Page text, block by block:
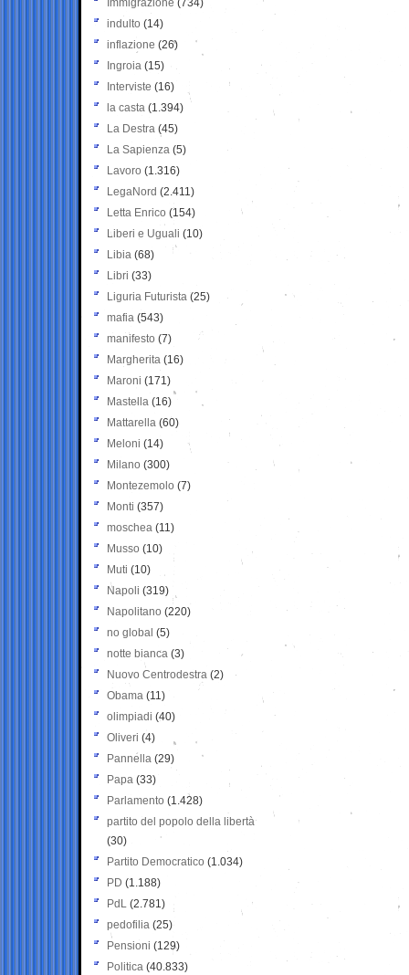
Immigrazione (734)
indulto (14)
inflazione (26)
Ingroia (15)
Interviste (16)
la casta (1.394)
La Destra (45)
La Sapienza (5)
Lavoro (1.316)
LegaNord (2.411)
Letta Enrico (154)
Liberi e Uguali (10)
Libia (68)
Libri (33)
Liguria Futurista (25)
mafia (543)
manifesto (7)
Margherita (16)
Maroni (171)
Mastella (16)
Mattarella (60)
Meloni (14)
Milano (300)
Montezemolo (7)
Monti (357)
moschea (11)
Musso (10)
Muti (10)
Napoli (319)
Napolitano (220)
no global (5)
notte bianca (3)
Nuovo Centrodestra (2)
Obama (11)
olimpiadi (40)
Oliveri (4)
Pannella (29)
Papa (33)
Parlamento (1.428)
partito del popolo della libertà
(30)
Partito Democratico (1.034)
PD (1.188)
PdL (2.781)
pedofilia (25)
Pensioni (129)
Politica (40.833)